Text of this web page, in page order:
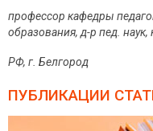
профессор кафедры
образования, д-р пед.
РФ, г. Белгород
ПУБЛИКАЦИИ